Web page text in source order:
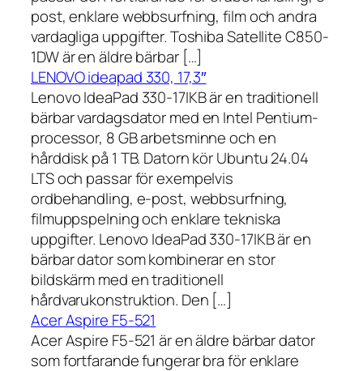
post, enklare webbsurfning, film och andra
vardagliga uppgifter. Toshiba Satellite C850-
1DW är en äldre bärbar […]
LENOVO ideapad 330, 17,3″
Lenovo IdeaPad 330-17IKB är en traditionell
bärbar vardagsdator med en Intel Pentium-
processor, 8 GB arbetsminne och en
hårddisk på 1 TB. Datorn kör Ubuntu 24.04
LTS och passar för exempelvis
ordbehandling, e-post, webbsurfning,
filmuppspelning och enklare tekniska
uppgifter. Lenovo IdeaPad 330-17IKB är en
bärbar dator som kombinerar en stor
bildskärm med en traditionell
hårdvarukonstruktion. Den […]
Acer Aspire F5-521
Acer Aspire F5-521 är en äldre bärbar dator
som fortfarande fungerar bra för enklare